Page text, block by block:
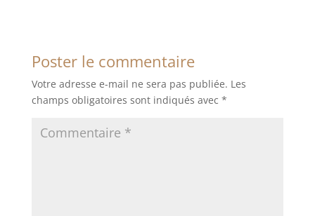
Poster le commentaire
Votre adresse e-mail ne sera pas publiée. Les
champs obligatoires sont indiqués avec *